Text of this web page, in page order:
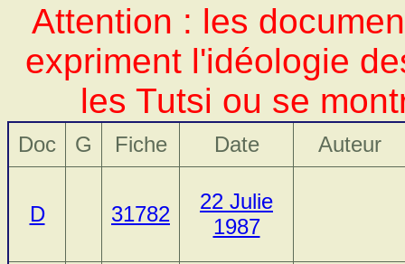
Attention : les
expriment l'idéologie
les Tutsi ou se
Doc G Fiche Date Auteur
D 31782
22 Julie
1987